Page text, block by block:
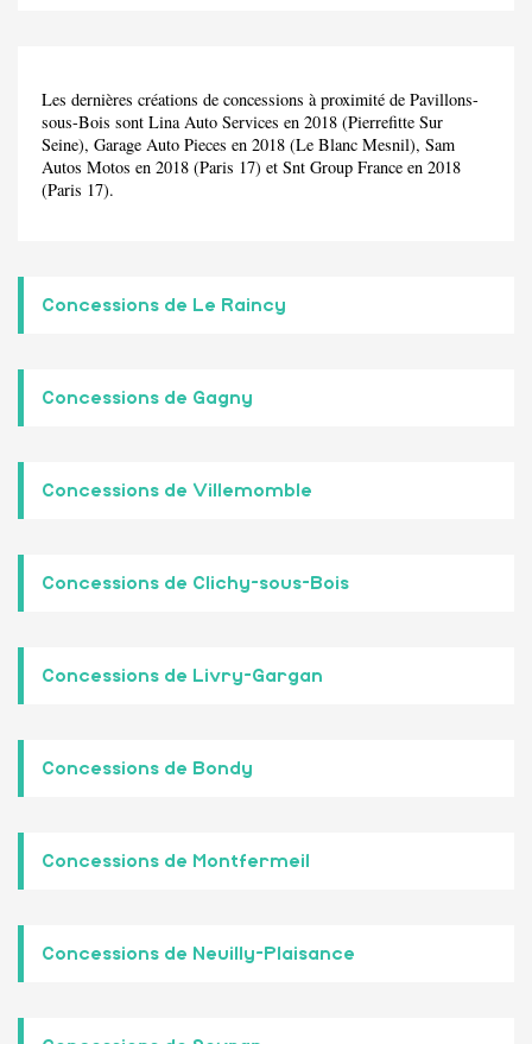
Les dernières créations de concessions à proximité de Pavillons-
sous-Bois sont Lina Auto Services en 2018 (Pierrefitte Sur
Seine), Garage Auto Pieces en 2018 (Le Blanc Mesnil), Sam
Autos Motos en 2018 (Paris 17) et Snt Group France en 2018
(Paris 17).
Concessions de Le Raincy
Concessions de Gagny
Concessions de Villemomble
Concessions de Clichy-sous-Bois
Concessions de Livry-Gargan
Concessions de Bondy
Concessions de Montfermeil
Concessions de Neuilly-Plaisance